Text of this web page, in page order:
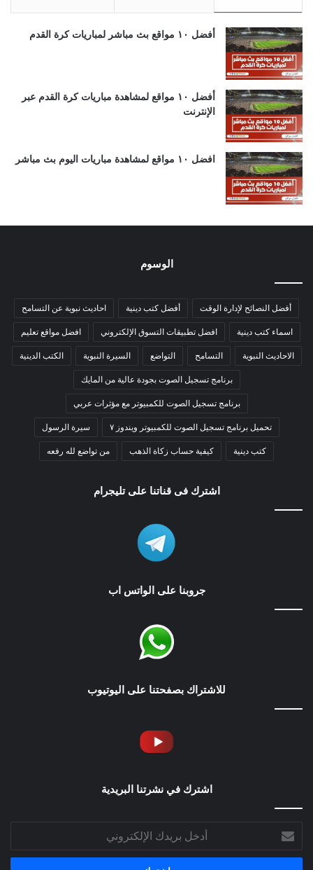
أفضل ١٠ مواقع بث مباشر لمباريات كرة القدم
أفضل ١٠ مواقع لمشاهدة مباريات كرة القدم عبر
الإنترنت
افضل ١٠ مواقع لمشاهدة مباريات اليوم بث مباشر
الوسوم
أفضل النصائح لإدارة الوقت أفضل كتب دينية احاديث نبوية عن التسامح
اسماء كتب دينية افضل تطبيقات التسوق الإلكتروني افضل مواقع تعليم
الاحاديث النبوية التسامح التواضع السيرة النبوية الكتب الدينية
برنامج تسجيل الصوت بجودة عالية من المايك
برنامج تسجيل الصوت للكمبيوتر مع مؤثرات عربي
تحميل برنامج تسجيل الصوت للكمبيوتر ويندوز ٧ سيرة الرسول
كتب دينية كيفية حساب زكاة الذهب من تواضع لله رفعه
اشترك فى قناتنا على تليجرام
جروبنا على الواتس اب
للاشتراك بصفحتنا على اليوتيوب
اشترك في نشرتنا البريدية
بريدك
الإلكتروني